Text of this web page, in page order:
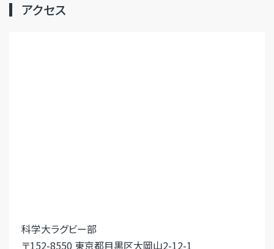
アクセス
科学大ラグビー部
〒152-8550 東京都目黒区大岡山2-12-1